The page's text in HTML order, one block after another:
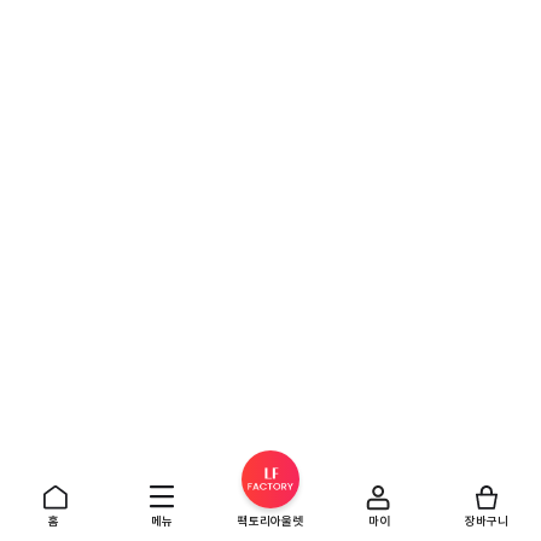
홈 메뉴 팩토리아울렛 마이 장바구니